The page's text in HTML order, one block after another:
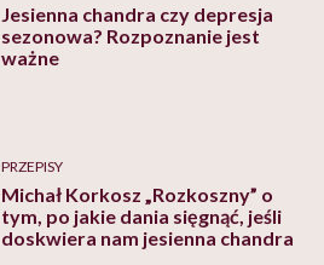
Jesienna chandra czy depresja
sezonowa? Rozpoznanie jest
ważne
PRZEPISY
Michał Korkosz „Rozkoszny” o
tym, po jakie dania sięgnąć, jeśli
doskwiera nam jesienna chandra